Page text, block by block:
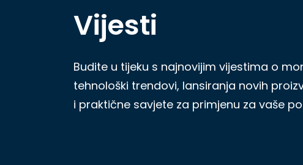
Vijesti
Budite u tijeku s najnovijim vijestima o
tehnološki trendovi, lansiranja novih
i praktične savjete za primjenu za vaše